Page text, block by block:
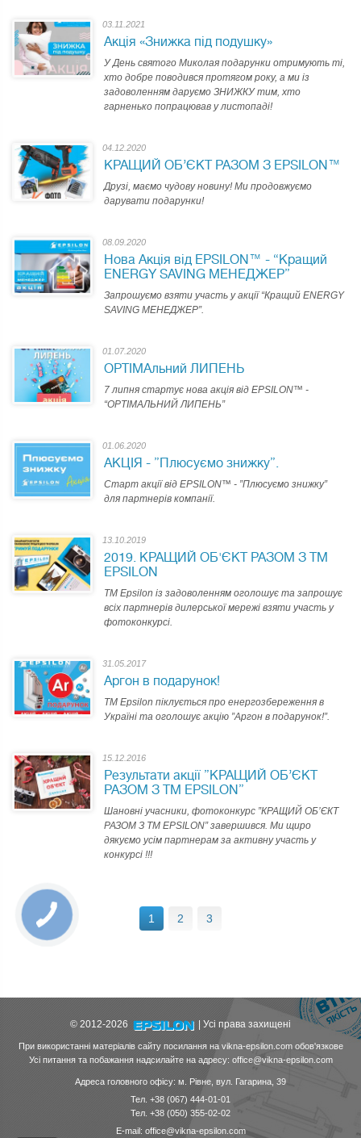
03.11.2021
Акція «Знижка під подушку»
У День святого Миколая подарунки отримують ті,
хто добре поводився протягом року, а ми із
задоволенням даруємо ЗНИЖКУ тим, хто
гарненько попрацював у листопаді!
04.12.2020
КРАЩИЙ ОБ’ЄКТ РАЗОМ З EPSILON™
Друзі, маємо чудову новину! Ми продовжуємо
дарувати подарунки!
08.09.2020
Нова Акція від EPSILON™ - “Кращий
ENERGY SAVING МЕНЕДЖЕР”
Запрошуємо взяти участь у акції “Кращий ENERGY
SAVING МЕНЕДЖЕР”.
01.07.2020
OPTIMAльний ЛИПЕНЬ
7 липня стартує нова акція від EPSILON™ -
“OPTIMAЛЬНИЙ ЛИПЕНЬ”
01.06.2020
АКЦІЯ - ”Плюсуємо знижку”.
Старт акції від EPSILON™ - ”Плюсуємо знижку”
для партнерів компанії.
13.10.2019
2019. КРАЩИЙ ОБ'ЄКТ РАЗОМ З ТМ
EPSILON
ТМ Epsilon із задоволенням оголошує та запрошує
всіх партнерів дилерської мережі взяти участь у
фотоконкурсі.
31.05.2017
Аргон в подарунок!
TM Epsilon піклується про енергозбереження в
Україні та оголошує акцію ”Аргон в подарунок!”.
15.12.2016
Результати акції ”КРАЩИЙ ОБ’ЄКТ
РАЗОМ З ТМ EPSILON”
Шановні учасники, фотоконкурс ”КРАЩИЙ ОБ’ЄКТ
РАЗОМ З ТМ EPSILON” завершився. Ми щиро
дякуємо усім партнерам за активну участь у
конкурсі !!!
1 2 3
© 2012-2026 | Усі права захищені
При використанні матеріалів сайту посилання на vikna-epsilon.com обов'язкове
Усі питання та побажання надсилайте на адресу: office@vikna-epsilon.com
Адреса головного офісу: м. Рівне, вул. Гагарина, 39
Тел. +38 (067) 444-01-01
Тел. +38 (050) 355-02-02
E-mail: office@vikna-epsilon.com